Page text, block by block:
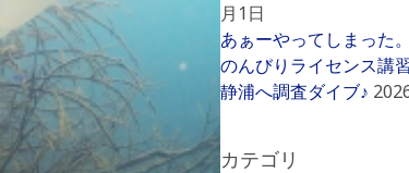
月1日
あぁーやってしまった。
のんびりライセンス講
静浦へ調査ダイブ♪
カテゴリ